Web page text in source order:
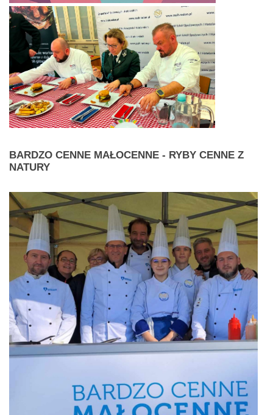
BARDZO CENNE MAŁOCENNE - RYBY CENNE Z
NATURY